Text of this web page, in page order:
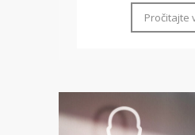
Pročitajte